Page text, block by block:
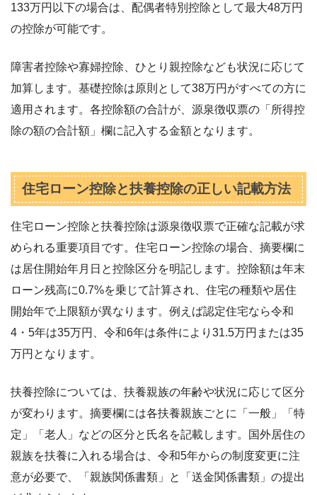
133万円以下の場合は、配偶者特別控除として最大48万円
の控除が可能です。
障害者控除や寡婦控除、ひとり親控除なども状況に応じて
加算します。基礎控除は原則として38万円がすべての方に
適用されます。各控除額の合計が、源泉徴収票の「所得控
除の額の合計額」欄に記入する金額となります。
住宅ローン控除と扶養控除の正しい記載方法
住宅ローン控除と扶養控除は源泉徴収票で正確な記載が求
められる重要項目です。住宅ローン控除の場合、摘要欄に
は居住開始年月日と控除区分を明記します。控除額は年末
ローン残高に0.7%を乗じて計算され、住宅の種類や居住
開始年で上限額が異なります。例えば認定住宅なら令和
4・5年は35万円、令和6年は条件により31.5万円または35
万円となります。
扶養控除については、扶養親族の年齢や状況に応じて区分
が変わります。摘要欄には各扶養親族ごとに「一般」「特
定」「老人」などの区分と氏名を記載します。国外居住の
親族を扶養に入れる場合は、令和5年からの制度変更に注
意が必要で、「親族関係書類」と「送金関係書類」の提出